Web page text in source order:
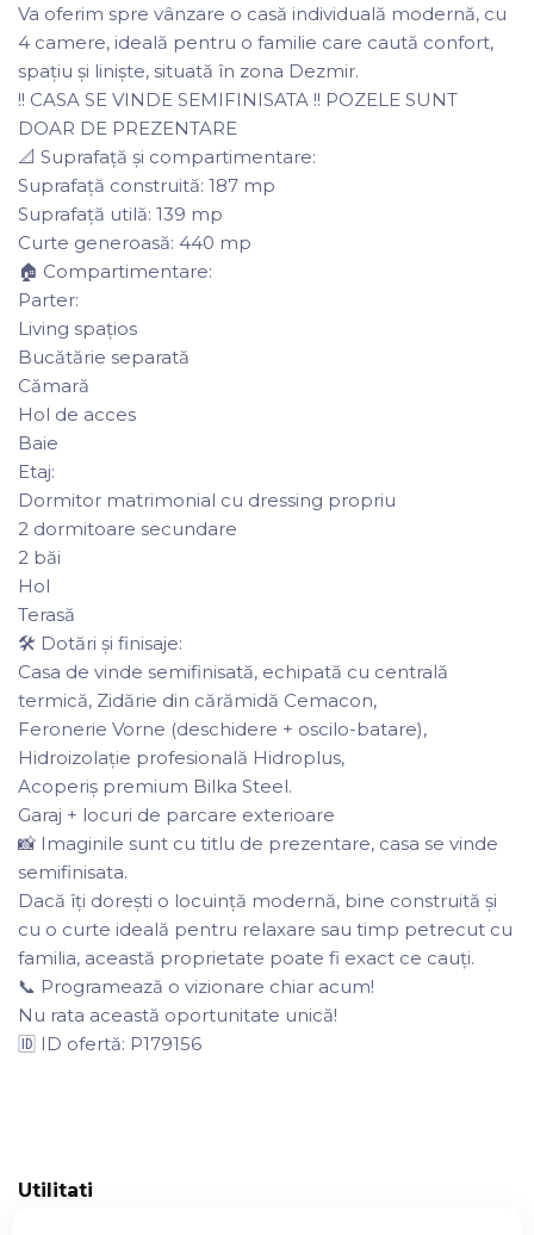
Va oferim spre vânzare o casă individuală modernă, cu
4 camere, ideală pentru o familie care caută confort,
spațiu și liniște, situată în zona Dezmir.
!! CASA SE VINDE SEMIFINISATA !! POZELE SUNT
DOAR DE PREZENTARE
📐 Suprafață și compartimentare:
Suprafață construită: 187 mp
Suprafață utilă: 139 mp
Curte generoasă: 440 mp
🏠 Compartimentare:
Parter:
Living spațios
Bucătărie separată
Cămară
Hol de acces
Baie
Etaj:
Dormitor matrimonial cu dressing propriu
2 dormitoare secundare
2 băi
Hol
Terasă
🛠️ Dotări și finisaje:
Casa de vinde semifinisată, echipată cu centrală
termică, Zidărie din cărămidă Cemacon,
Feronerie Vorne (deschidere + oscilo-batare),
Hidroizolație profesională Hidroplus,
Acoperiș premium Bilka Steel.
Garaj + locuri de parcare exterioare
📸 Imaginile sunt cu titlu de prezentare, casa se vinde
semifinisata.
Dacă îți dorești o locuință modernă, bine construită și
cu o curte ideală pentru relaxare sau timp petrecut cu
familia, această proprietate poate fi exact ce cauți.
📞 Programează o vizionare chiar acum!
Nu rata această oportunitate unică!
🆔 ID ofertă: P179156
Utilitati